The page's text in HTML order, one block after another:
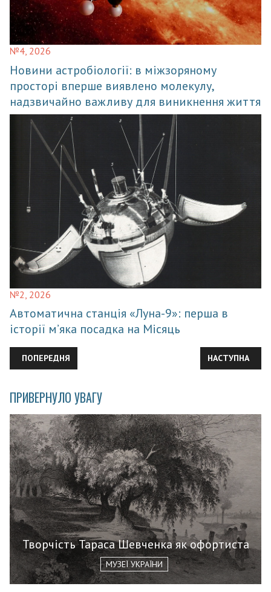
№4, 2026
Новини астробіології: в міжзоряному
просторі вперше виявлено молекулу,
надзвичайно важливу для виникнення життя
№2, 2026
Автоматична станція «Луна-9»: перша в
історії м’яка посадка на Місяць
ПОПЕРЕДНЯ СТАТТЯ: МАТЕМАТИКА: ІСТОРІЯ РОЗВИТКУ
ПОПЕРЕДНЯ НАСТУПНА
НАСТУПНА
ПРИВЕРНУЛО УВАГУ
Творчість Тараса Шевченка як офортиста
МУЗЕЇ УКРАЇНИ